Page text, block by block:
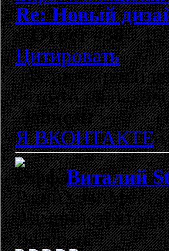
Re: Новый
«Ответ #38 :19
Цитировать
Аудио-записи
что-то не
Записан
Я ВКОНТАКТЕ
Виталий
Администратор
Ветеран